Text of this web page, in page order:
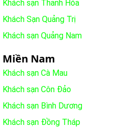
Khách sạn Thanh Hóa
Khách Sạn Quảng Trị
Khách sạn Quảng Nam
Miền Nam
Khách sạn Cà Mau
Khách sạn Côn Đảo
Khách sạn Bình Dương
Khách sạn Đồng Tháp